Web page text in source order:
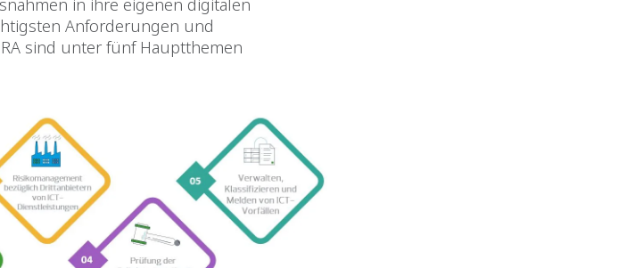
Anforderungen und
sind unter fünf Hauptthemen